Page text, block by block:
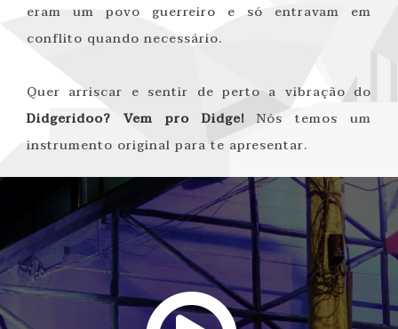
eram um povo guerreiro e só entravam em
conflito quando necessário.
Quer arriscar e sentir de perto a vibração do
Didgeridoo? Vem pro Didge! Nós temos um
instrumento original para te apresentar.